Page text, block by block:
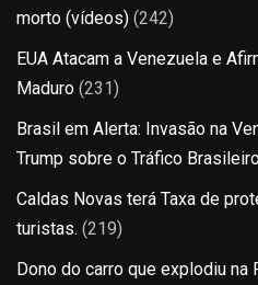
morto (vídeos) (242)
EUA Atacam a Venezuela e
Maduro (231)
Brasil em Alerta: Invasão na
Trump sobre o Tráfico
Caldas Novas terá Taxa de
turistas. (219)
Dono do carro que explodiu